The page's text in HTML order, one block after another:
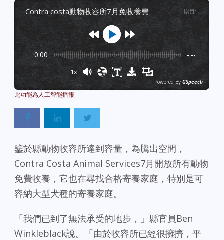
contra costa動物收容所7月免收養費 剧目 :-
0:00 -:--
1x
Powered By GSpeech
鑒於縣動物收容所達到容量，為騰出空間，
Contra Costa Animal Services7月開放所有動物
免費收養，它也在尋找合格寄養家庭，特別是可
容納大型犬種的寄養家庭。
「我們已到了無法承受的地步，」縣官員Ben
Winkleblack說。「由於收容所已經很擁擠，平